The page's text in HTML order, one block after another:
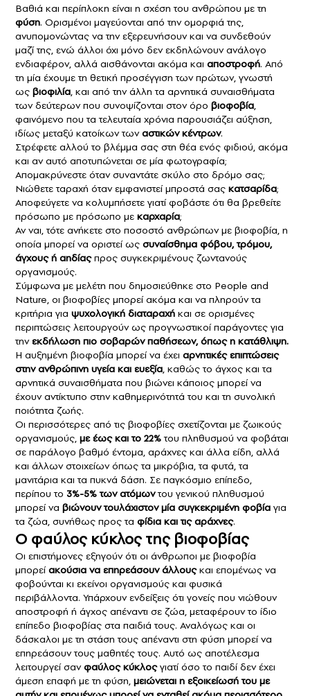
Βαθιά και περίπλοκη είναι η σχέση του ανθρώπου με τη
φύση. Ορισμένοι μαγεύονται από την ομορφιά της,
ανυπομονώντας να την εξερευνήσουν και να συνδεθούν
μαζί της, ενώ άλλοι όχι μόνο δεν εκδηλώνουν ανάλογο
ενδιαφέρον, αλλά αισθάνονται ακόμα και αποστροφή. Από
τη μία έχουμε τη θετική προσέγγιση των πρώτων, γνωστή
ως βιοφιλία, και από την άλλη τα αρνητικά συναισθήματα
των δεύτερων που συνοψίζονται στον όρο βιοφοβία,
φαινόμενο που τα τελευταία χρόνια παρουσιάζει αύξηση,
ιδίως μεταξύ κατοίκων τωναστικών κέντρων.
Στρέφετε αλλού το βλέμμα σας στη θέα ενός φιδιού, ακόμα
και αν αυτό αποτυπώνεται σε μία φωτογραφία;
Απομακρύνεστε όταν συναντάτε σκύλο στο δρόμο σας;
Νιώθετε ταραχή όταν εμφανιστεί μπροστά σας κατσαρίδα;
Αποφεύγετε να κολυμπήσετε γιατί φοβάστε ότι θα βρεθείτε
πρόσωπο με πρόσωπο με καρχαρία;
Αν ναι, τότε ανήκετε στο ποσοστό ανθρώπων με βιοφοβία, η
οποία μπορεί να οριστεί ως συναίσθημα φόβου,τρόμου,
άγχους ή αηδίας προς συγκεκριμένους ζωντανούς
οργανισμούς.
Σύμφωνα με μελέτη που δημοσιεύθηκε στο People and
Nature, οι βιοφοβίες μπορεί ακόμα και να πληρούν τα
κριτήρια για ψυχολογική διαταραχή και σε ορισμένες
περιπτώσεις λειτουργούν ως προγνωστικοί παράγοντες για
τηνεκδήλωση πιο σοβαρών παθήσεων, όπως η κατάθλιψη.
Η αυξημένη βιοφοβία μπορεί να έχει αρνητικές επιπτώσεις
στην ανθρώπινη υγεία και ευεξία, καθώς το άγχος και τα
αρνητικά συναισθήματα που βιώνει κάποιος μπορεί να
έχουν αντίκτυπο στην καθημερινότητά του και τη συνολική
ποιότητα ζωής.
Οι περισσότερες από τις βιοφοβίες σχετίζονται με ζωικούς
οργανισμούς, με έως και το 22%του πληθυσμού να φοβάται
σε παράλογο βαθμό έντομα, αράχνες και άλλα είδη, αλλά
και άλλων στοιχείων όπως τα μικρόβια, τα φυτά, τα
μανιτάρια και τα πυκνά δάση. Σε παγκόσμιο επίπεδο,
περίπου το 3%-5% των ατόμωντου γενικού πληθυσμού
μπορεί να βιώνουν τουλάχιστον μία συγκεκριμένη φοβία για
τα ζώα, συνήθως προς τα φίδια και τις αράχνες.
Ο φαύλος κύκλος της βιοφοβίας
Οι επιστήμονες εξηγούν ότι οι άνθρωποι με βιοφοβία
μπορείακούσια να επηρεάσουν άλλουςκαι επομένως να
φοβούνται κι εκείνοι οργανισμούς και φυσικά
περιβάλλοντα. Υπάρχουν ενδείξεις ότι γονείς που νιώθουν
αποστροφή ή άγχος απέναντι σε ζώα, μεταφέρουν το ίδιο
επίπεδο βιοφοβίας στα παιδιά τους. Αναλόγως και οι
δάσκαλοι με τη στάση τους απέναντι στη φύση μπορεί να
επηρεάσουν τους μαθητές τους. Αυτό ως αποτέλεσμα
λειτουργεί σανφαύλος κύκλοςγιατί όσο το παιδί δεν έχει
άμεση επαφή με τη φύση, μειώνεται η εξοικείωσή του με